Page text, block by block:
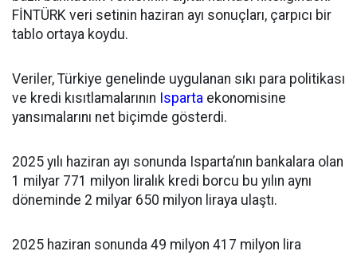
FİNTÜRK veri setinin haziran ayı sonuçları, çarpıcı bir
tablo ortaya koydu.
Veriler, Türkiye genelinde uygulanan sıkı para politikası
ve kredi kısıtlamalarının Isparta ekonomisine
yansımalarını net biçimde gösterdi.
2025 yılı haziran ayı sonunda Isparta’nın bankalara olan
1 milyar 771 milyon liralık kredi borcu bu yılın aynı
döneminde 2 milyar 650 milyon liraya ulaştı.
2025 haziran sonunda 49 milyon 417 milyon lira